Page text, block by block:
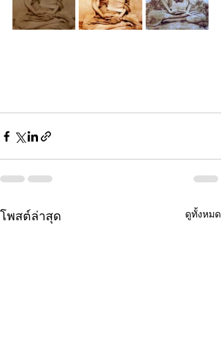
โพสต์ล่าสุด ดูทั้งหมด